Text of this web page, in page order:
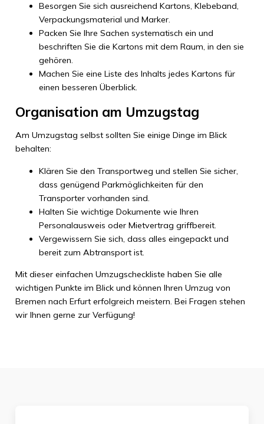
Besorgen Sie sich ausreichend Kartons, Klebeband,
Verpackungsmaterial und Marker.
Packen Sie Ihre Sachen systematisch ein und
beschriften Sie die Kartons mit dem Raum, in den sie
gehören.
Machen Sie eine Liste des Inhalts jedes Kartons für
einen besseren Überblick.
Organisation am Umzugstag
Am Umzugstag selbst sollten Sie einige Dinge im Blick
behalten:
Klären Sie den Transportweg und stellen Sie sicher,
dass genügend Parkmöglichkeiten für den
Transporter vorhanden sind.
Halten Sie wichtige Dokumente wie Ihren
Personalausweis oder Mietvertrag griffbereit.
Vergewissern Sie sich, dass alles eingepackt und
bereit zum Abtransport ist.
Mit dieser einfachen Umzugscheckliste haben Sie alle
wichtigen Punkte im Blick und können Ihren Umzug von
Bremen nach Erfurt erfolgreich meistern. Bei Fragen stehen
wir Ihnen gerne zur Verfügung!